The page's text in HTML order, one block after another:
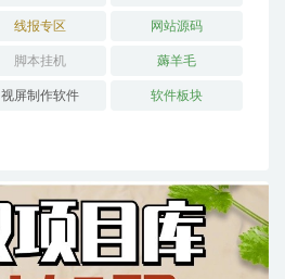
线报专区 网站源码
脚本挂机 薅羊毛
视屏制作软件 软件板块